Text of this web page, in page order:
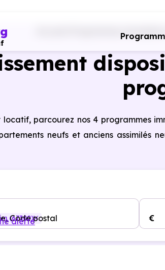
Programmes
locatif, parcourez nos 4 programmes
neufs et anciens assimilés
Code postal
(67300) €
alerte